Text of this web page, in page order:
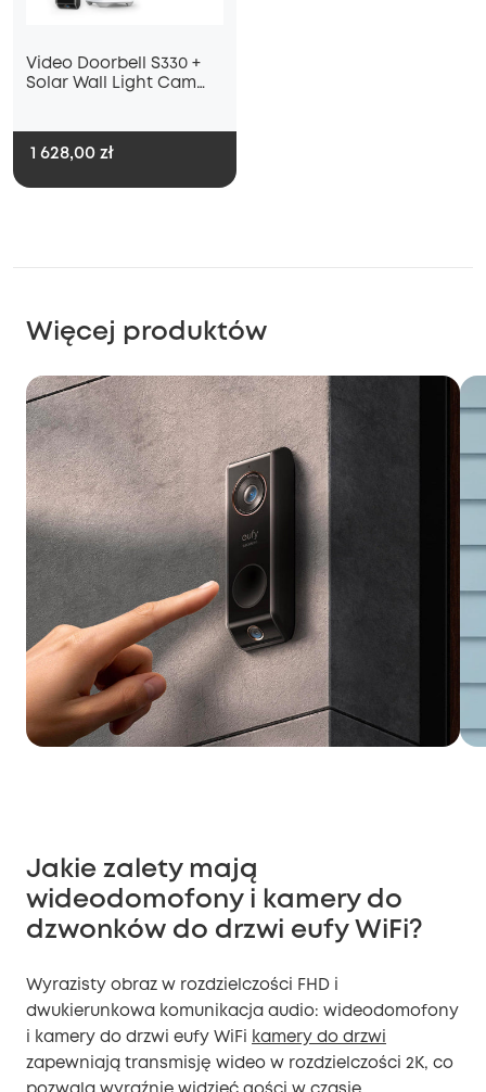
Video Doorbell S330 +
Solar Wall Light Cam
1 628,00 zł
Więcej produktów
Jakie zalety mają
wideodomofony i kamery do
dzwonków do drzwi eufy WiFi?
Wyrazisty obraz w rozdzielczości FHD i
dwukierunkowa komunikacja audio: wideodomofony
i kamery do drzwi eufy WiFi
kamery do drzwi
zapewniają transmisję wideo w rozdzielczości 2K, co